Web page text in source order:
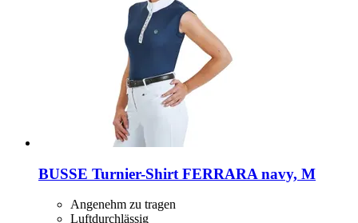
BUSSE Turnier-​Shirt FERRARA navy, M
Angenehm zu tragen
Luftdurchlässig